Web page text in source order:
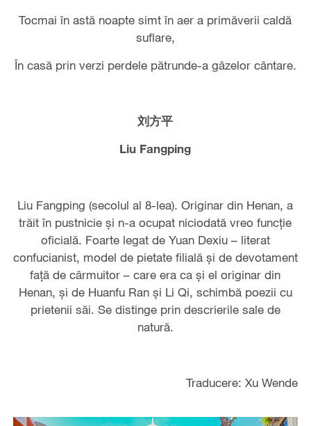
Tocmai în astă noapte simt în aer a primăverii caldă
suflare,
În casă prin verzi perdele pătrunde-a gâzelor cântare.
刘方平
Liu Fangping
Liu Fangping (secolul al 8-lea). Originar din Henan, a
trăit în pustnicie şi n-a ocupat niciodată vreo funcţie
oficială. Foarte legat de Yuan Dexiu – literat
confucianist, model de pietate filială şi de devotament
faţă de cârmuitor – care era ca şi el originar din
Henan, şi de Huanfu Ran şi Li Qi, schimbă poezii cu
prietenii săi. Se distinge prin descrierile sale de
natură.
Traducere: Xu Wende